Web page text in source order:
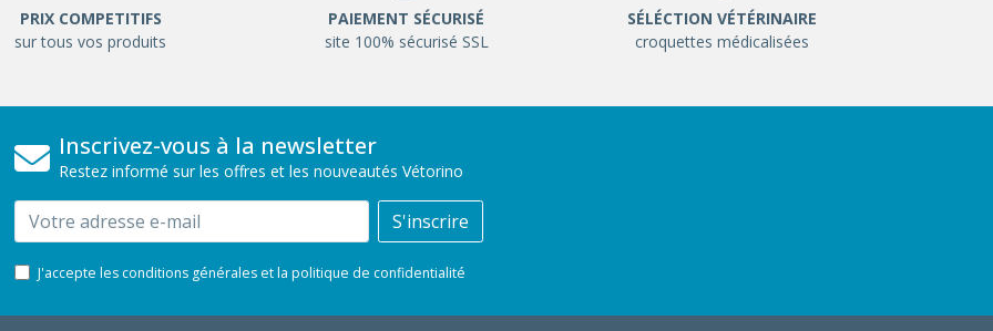
PRIX COMPETITIFS
sur tous vos produits
PAIEMENT SÉCURISÉ
site 100% sécurisé SSL
SÉLÉCTION VÉTÉRINAIRE
croquettes médicalisées
Inscrivez-vous à la newsletter
Restez informé sur les offres et les nouveautés Vétorino
Email S'inscrire
J'accepte les conditions générales et la politique de confidentialité